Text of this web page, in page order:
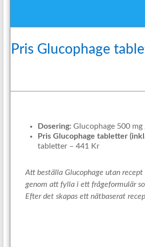
Pris Glucophage
Dosering: Glucophage 500
Pris Glucophage tabletter
tabletter – 441 Kr
Att beställa Glucophage utan recept
genom att fylla i ett frågeformulär
Efter det skapas ett nätbaserat